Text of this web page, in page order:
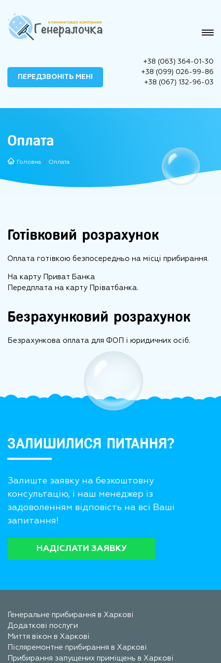
ПЕРЕДЗВОНІТЬ МЕНІ
+38 (063) 364-01-30
+38 (099) 026-99-86
+38 (067) 132-96-03
Оплата
Головна / Оплата
Готівковий розрахунок
Оплата готівкою безпосередньо на місці прибирання.
На карту Приват Банка
Передплата на карту Пріватбанка.
Безрахунковий розрахунок
Безрахункова оплата для ФОП і юридичних осіб.
ЗАЛИШИЛИСЯ ПИТАННЯ?
Залиште заявку на безкоштовну
консультацію, і наш менеджер із
задоволенням відповість на всі Ваші
запитання!
НАДІСЛАТИ ЗАЯВКУ
Генеральне прибирання в Харкові
Додаткові послуги
Миття вікон в Харкові
Післяремонтне прибирання в Харкові
Прибирання запущених приміщень в Харкові